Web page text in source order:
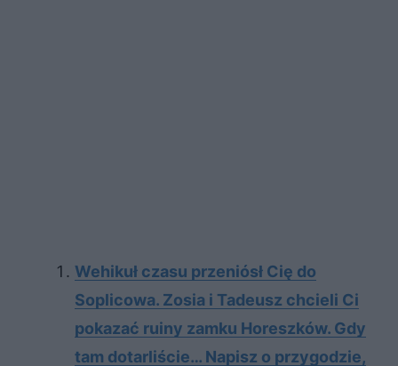
Wehikuł czasu przeniósł Cię do
Soplicowa. Zosia i Tadeusz chcieli Ci
pokazać ruiny zamku Horeszków. Gdy
tam dotarliście… Napisz o przygodzie,